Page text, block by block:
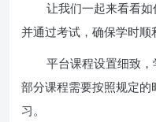
让我们一起来看看
并通过考试，确保学时顺
平台课程设置细致
部分课程需要按照规定
习。